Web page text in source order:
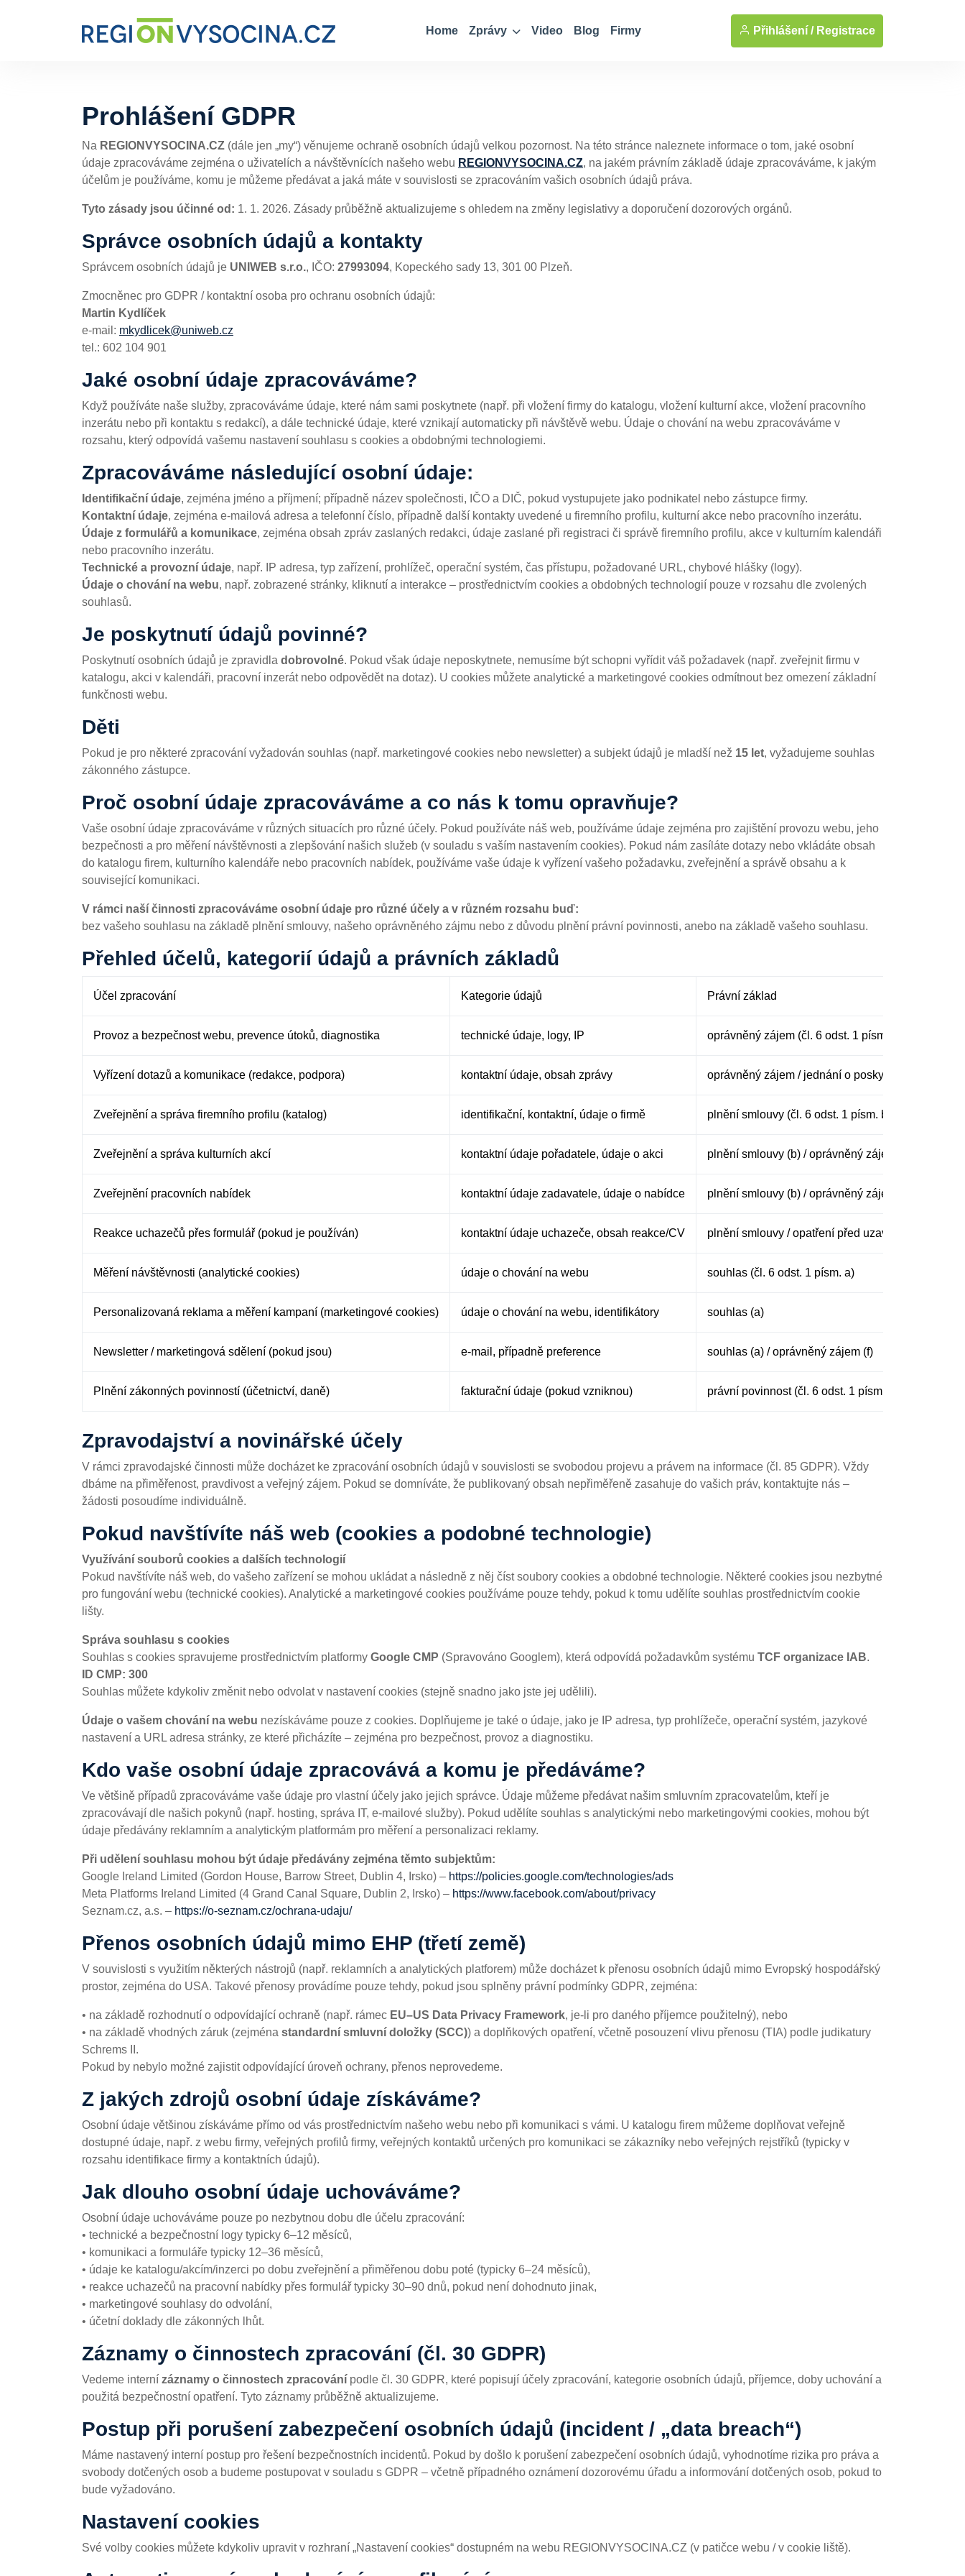
Home Zprávy Video Blog Firmy Přihlášení / Registrace
Prohlášení GDPR
Na REGIONVYSOCINA.CZ (dále jen „my“) věnujeme ochraně osobních údajů velkou pozornost. Na této stránce naleznete informace o tom, jaké osobní
údaje zpracováváme zejména o uživatelích a návštěvnících našeho webu REGIONVYSOCINA.CZ, na jakém právním základě údaje zpracováváme, k jakým
účelům je používáme, komu je můžeme předávat a jaká máte v souvislosti se zpracováním vašich osobních údajů práva.
Tyto zásady jsou účinné od: 1. 1. 2026. Zásady průběžně aktualizujeme s ohledem na změny legislativy a doporučení dozorových orgánů.
Správce osobních údajů a kontakty
Správcem osobních údajů je UNIWEB s.r.o., IČO: 27993094, Kopeckého sady 13, 301 00 Plzeň.
Zmocněnec pro GDPR / kontaktní osoba pro ochranu osobních údajů:
Martin Kydlíček
e-mail: mkydlicek@uniweb.cz
tel.: 602 104 901
Jaké osobní údaje zpracováváme?
Když používáte naše služby, zpracováváme údaje, které nám sami poskytnete (např. při vložení firmy do katalogu, vložení kulturní akce, vložení pracovního
inzerátu nebo při kontaktu s redakcí), a dále technické údaje, které vznikají automaticky při návštěvě webu. Údaje o chování na webu zpracováváme v
rozsahu, který odpovídá vašemu nastavení souhlasu s cookies a obdobnými technologiemi.
Zpracováváme následující osobní údaje:
Identifikační údaje, zejména jméno a příjmení; případně název společnosti, IČO a DIČ, pokud vystupujete jako podnikatel nebo zástupce firmy.
Kontaktní údaje, zejména e-mailová adresa a telefonní číslo, případně další kontakty uvedené u firemního profilu, kulturní akce nebo pracovního inzerátu.
Údaje z formulářů a komunikace, zejména obsah zpráv zaslaných redakci, údaje zaslané při registraci či správě firemního profilu, akce v kulturním kalendáři
nebo pracovního inzerátu.
Technické a provozní údaje, např. IP adresa, typ zařízení, prohlížeč, operační systém, čas přístupu, požadované URL, chybové hlášky (logy).
Údaje o chování na webu, např. zobrazené stránky, kliknutí a interakce – prostřednictvím cookies a obdobných technologií pouze v rozsahu dle zvolených
souhlasů.
Je poskytnutí údajů povinné?
Poskytnutí osobních údajů je zpravidla dobrovolné. Pokud však údaje neposkytnete, nemusíme být schopni vyřídit váš požadavek (např. zveřejnit firmu v
katalogu, akci v kalendáři, pracovní inzerát nebo odpovědět na dotaz). U cookies můžete analytické a marketingové cookies odmítnout bez omezení základní
funkčnosti webu.
Děti
Pokud je pro některé zpracování vyžadován souhlas (např. marketingové cookies nebo newsletter) a subjekt údajů je mladší než 15 let, vyžadujeme souhlas
zákonného zástupce.
Proč osobní údaje zpracováváme a co nás k tomu opravňuje?
Vaše osobní údaje zpracováváme v různých situacích pro různé účely. Pokud používáte náš web, používáme údaje zejména pro zajištění provozu webu, jeho
bezpečnosti a pro měření návštěvnosti a zlepšování našich služeb (v souladu s vaším nastavením cookies). Pokud nám zasíláte dotazy nebo vkládáte obsah
do katalogu firem, kulturního kalendáře nebo pracovních nabídek, používáme vaše údaje k vyřízení vašeho požadavku, zveřejnění a správě obsahu a k
související komunikaci.
V rámci naší činnosti zpracováváme osobní údaje pro různé účely a v různém rozsahu buď:
bez vašeho souhlasu na základě plnění smlouvy, našeho oprávněného zájmu nebo z důvodu plnění právní povinnosti, anebo na základě vašeho souhlasu.
Přehled účelů, kategorií údajů a právních základů
Účel zpracování Kategorie údajů Právní základ
Provoz a bezpečnost webu, prevence útoků, diagnostika technické údaje, logy, IP oprávněný zájem (čl. 6 odst. 1 písm. f)
Vyřízení dotazů a komunikace (redakce, podpora) kontaktní údaje, obsah zprávy oprávněný zájem / jednání o poskytnutí služby (čl.
Zveřejnění a správa firemního profilu (katalog) identifikační, kontaktní, údaje o firmě plnění smlouvy (čl. 6 odst. 1 písm. b) / oprávněný
Zveřejnění a správa kulturních akcí kontaktní údaje pořadatele, údaje o akci plnění smlouvy (b) / oprávněný zájem (f)
Zveřejnění pracovních nabídek kontaktní údaje zadavatele, údaje o nabídce plnění smlouvy (b) / oprávněný zájem (f)
Reakce uchazečů přes formulář (pokud je používán) kontaktní údaje uchazeče, obsah reakce/CV plnění smlouvy / opatření před uzavřením (b)
Měření návštěvnosti (analytické cookies) údaje o chování na webu souhlas (čl. 6 odst. 1 písm. a)
Personalizovaná reklama a měření kampaní (marketingové cookies) údaje o chování na webu, identifikátory souhlas (a)
Newsletter / marketingová sdělení (pokud jsou) e-mail, případně preference souhlas (a) / oprávněný zájem (f)
Plnění zákonných povinností (účetnictví, daně) fakturační údaje (pokud vzniknou) právní povinnost (čl. 6 odst. 1 písm. c)
Zpravodajství a novinářské účely
V rámci zpravodajské činnosti může docházet ke zpracování osobních údajů v souvislosti se svobodou projevu a právem na informace (čl. 85 GDPR). Vždy
dbáme na přiměřenost, pravdivost a veřejný zájem. Pokud se domníváte, že publikovaný obsah nepřiměřeně zasahuje do vašich práv, kontaktujte nás –
žádosti posoudíme individuálně.
Pokud navštívíte náš web (cookies a podobné technologie)
Využívání souborů cookies a dalších technologií
Pokud navštívíte náš web, do vašeho zařízení se mohou ukládat a následně z něj číst soubory cookies a obdobné technologie. Některé cookies jsou nezbytné
pro fungování webu (technické cookies). Analytické a marketingové cookies používáme pouze tehdy, pokud k tomu udělíte souhlas prostřednictvím cookie
lišty.
Správa souhlasu s cookies
Souhlas s cookies spravujeme prostřednictvím platformy Google CMP (Spravováno Googlem), která odpovídá požadavkům systému TCF organizace IAB.
ID CMP: 300
Souhlas můžete kdykoliv změnit nebo odvolat v nastavení cookies (stejně snadno jako jste jej udělili).
Údaje o vašem chování na webu nezískáváme pouze z cookies. Doplňujeme je také o údaje, jako je IP adresa, typ prohlížeče, operační systém, jazykové
nastavení a URL adresa stránky, ze které přicházíte – zejména pro bezpečnost, provoz a diagnostiku.
Kdo vaše osobní údaje zpracovává a komu je předáváme?
Ve většině případů zpracováváme vaše údaje pro vlastní účely jako jejich správce. Údaje můžeme předávat našim smluvním zpracovatelům, kteří je
zpracovávají dle našich pokynů (např. hosting, správa IT, e-mailové služby). Pokud udělíte souhlas s analytickými nebo marketingovými cookies, mohou být
údaje předávány reklamním a analytickým platformám pro měření a personalizaci reklamy.
Při udělení souhlasu mohou být údaje předávány zejména těmto subjektům:
Google Ireland Limited (Gordon House, Barrow Street, Dublin 4, Irsko) – https://policies.google.com/technologies/ads
Meta Platforms Ireland Limited (4 Grand Canal Square, Dublin 2, Irsko) – https://www.facebook.com/about/privacy
Seznam.cz, a.s. – https://o-seznam.cz/ochrana-udaju/
Přenos osobních údajů mimo EHP (třetí země)
V souvislosti s využitím některých nástrojů (např. reklamních a analytických platforem) může docházet k přenosu osobních údajů mimo Evropský hospodářský
prostor, zejména do USA. Takové přenosy provádíme pouze tehdy, pokud jsou splněny právní podmínky GDPR, zejména:
• na základě rozhodnutí o odpovídající ochraně (např. rámec EU–US Data Privacy Framework, je-li pro daného příjemce použitelný), nebo
• na základě vhodných záruk (zejména standardní smluvní doložky (SCC)) a doplňkových opatření, včetně posouzení vlivu přenosu (TIA) podle judikatury
Schrems II.
Pokud by nebylo možné zajistit odpovídající úroveň ochrany, přenos neprovedeme.
Z jakých zdrojů osobní údaje získáváme?
Osobní údaje většinou získáváme přímo od vás prostřednictvím našeho webu nebo při komunikaci s vámi. U katalogu firem můžeme doplňovat veřejně
dostupné údaje, např. z webu firmy, veřejných profilů firmy, veřejných kontaktů určených pro komunikaci se zákazníky nebo veřejných rejstříků (typicky v
rozsahu identifikace firmy a kontaktních údajů).
Jak dlouho osobní údaje uchováváme?
Osobní údaje uchováváme pouze po nezbytnou dobu dle účelu zpracování:
• technické a bezpečnostní logy typicky 6–12 měsíců,
• komunikaci a formuláře typicky 12–36 měsíců,
• údaje ke katalogu/akcím/inzerci po dobu zveřejnění a přiměřenou dobu poté (typicky 6–24 měsíců),
• reakce uchazečů na pracovní nabídky přes formulář typicky 30–90 dnů, pokud není dohodnuto jinak,
• marketingové souhlasy do odvolání,
• účetní doklady dle zákonných lhůt.
Záznamy o činnostech zpracování (čl. 30 GDPR)
Vedeme interní záznamy o činnostech zpracování podle čl. 30 GDPR, které popisují účely zpracování, kategorie osobních údajů, příjemce, doby uchování a
použitá bezpečnostní opatření. Tyto záznamy průběžně aktualizujeme.
Postup při porušení zabezpečení osobních údajů (incident / „data breach“)
Máme nastavený interní postup pro řešení bezpečnostních incidentů. Pokud by došlo k porušení zabezpečení osobních údajů, vyhodnotíme rizika pro práva a
svobody dotčených osob a budeme postupovat v souladu s GDPR – včetně případného oznámení dozorovému úřadu a informování dotčených osob, pokud to
bude vyžadováno.
Nastavení cookies
Své volby cookies můžete kdykoliv upravit v rozhraní „Nastavení cookies“ dostupném na webu REGIONVYSOCINA.CZ (v patičce webu / v cookie liště).